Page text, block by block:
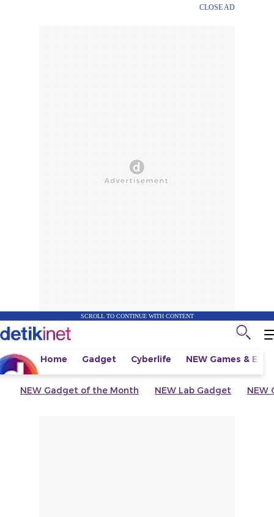
CLOSE AD
SCROLL TO CONTINUE WITH CONTENT
Home Gadget Cyberlife NEW Games &
NEW Gadget of the Month NEW Lab Gadget NEW